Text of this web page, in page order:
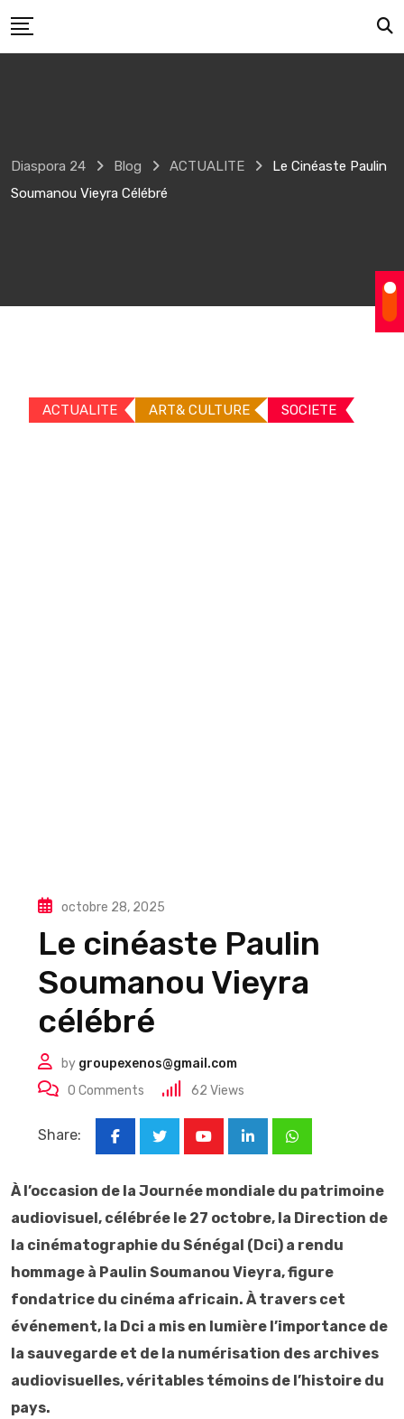
to
Diaspora 24 Blog ACTUALITE
Le Cinéaste Paulin
Soumanou Vieyra Célébré
ACTUALITE ART& CULTURE SOCIETE
octobre 28, 2025
Le cinéaste Paulin
Soumanou Vieyra
célébré
by groupexenos@gmail.com
0 Comments 62 Views
Share:
LinkedInWhatsapp
À l’occasion de la Journée mondiale du patrimoine
audiovisuel, célébrée le 27 octobre, la Direction de
la cinématographie du Sénégal (Dci) a rendu
hommage à Paulin Soumanou Vieyra, figure
fondatrice du cinéma africain. À travers cet
événement, la Dci a mis en lumière l’importance de
la sauvegarde et de la numérisation des archives
audiovisuelles, véritables témoins de l’histoire du
pays.